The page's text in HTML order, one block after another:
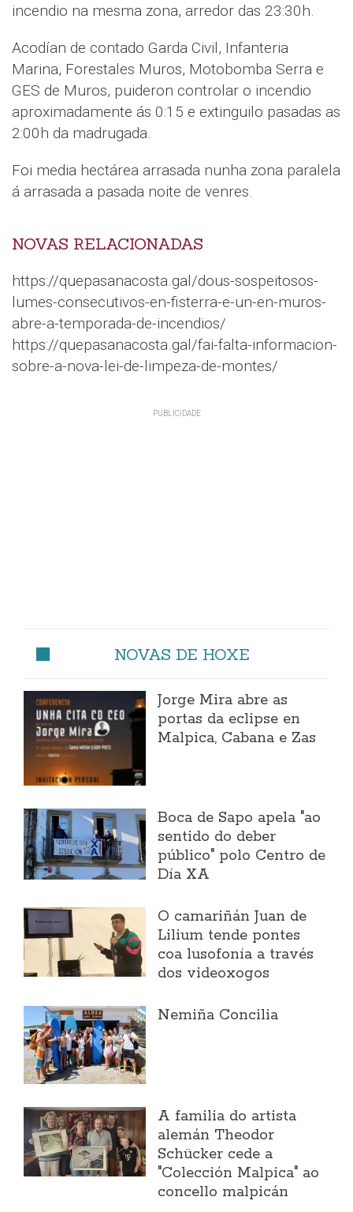
incendio na mesma zona, arredor das 23:30h.
Acodían de contado Garda Civil, Infanteria
Marina, Forestales Muros, Motobomba Serra e
GES de Muros, puideron controlar o incendio
aproximadamente ás 0:15 e extinguilo pasadas as
2:00h da madrugada.
Foi media hectárea arrasada nunha zona paralela
á arrasada a pasada noite de venres.
NOVAS RELACIONADAS
https://quepasanacosta.gal/dous-sospeitosos-
lumes-consecutivos-en-fisterra-e-un-en-muros-
abre-a-temporada-de-incendios/
https://quepasanacosta.gal/fai-falta-informacion-
sobre-a-nova-lei-de-limpeza-de-montes/
NOVAS DE HOXE
Jorge Mira abre as
portas da eclipse en
Malpica, Cabana e Zas
Boca de Sapo apela "ao
sentido do deber
público" polo Centro de
Día XA
O camariñán Juan de
Lilium tende pontes
coa lusofonía a través
dos videoxogos
Nemiña Concilia
A familia do artista
alemán Theodor
Schücker cede a
"Colección Malpica" ao
concello malpicán